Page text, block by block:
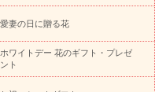
レンジメント 花束
スタ
胡蝶蘭 胡蝶蘭・花鉢
供え
世界初の青色胡蝶蘭
プリザーブドフラワー
トギフト
セミオーダー
愛妻の日に贈る花
ホワイトデー 花のギフト・プレゼ
ント